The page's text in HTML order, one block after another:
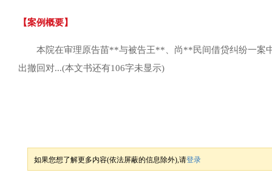
【案例概要】
本院在审理原告苗**与被告王**、尚**民间借贷纠纷一案
出撤回对...(本文书还有106字未显示)
如果您想了解更多内容(依法屏蔽的信息除外),请登录